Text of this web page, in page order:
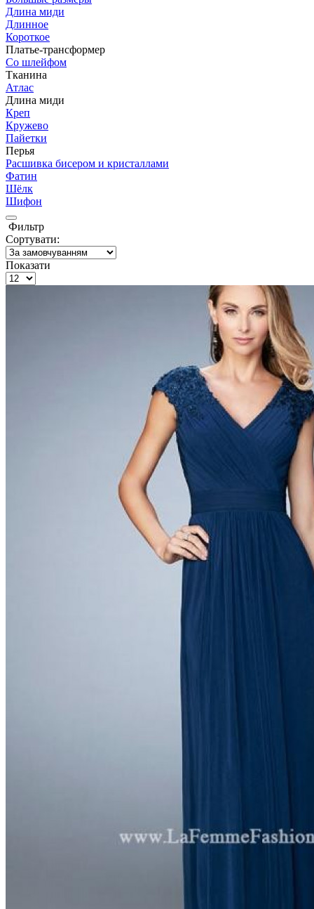
Длина миди
Длинное
Короткое
Платье-трансформер
Со шлейфом
Тканина
Атлас
Длина миди
Креп
Кружево
Пайетки
Перья
Расшивка бисером и кристаллами
Фатин
Шёлк
Шифон
Фильтр
Сортувати:
Показати